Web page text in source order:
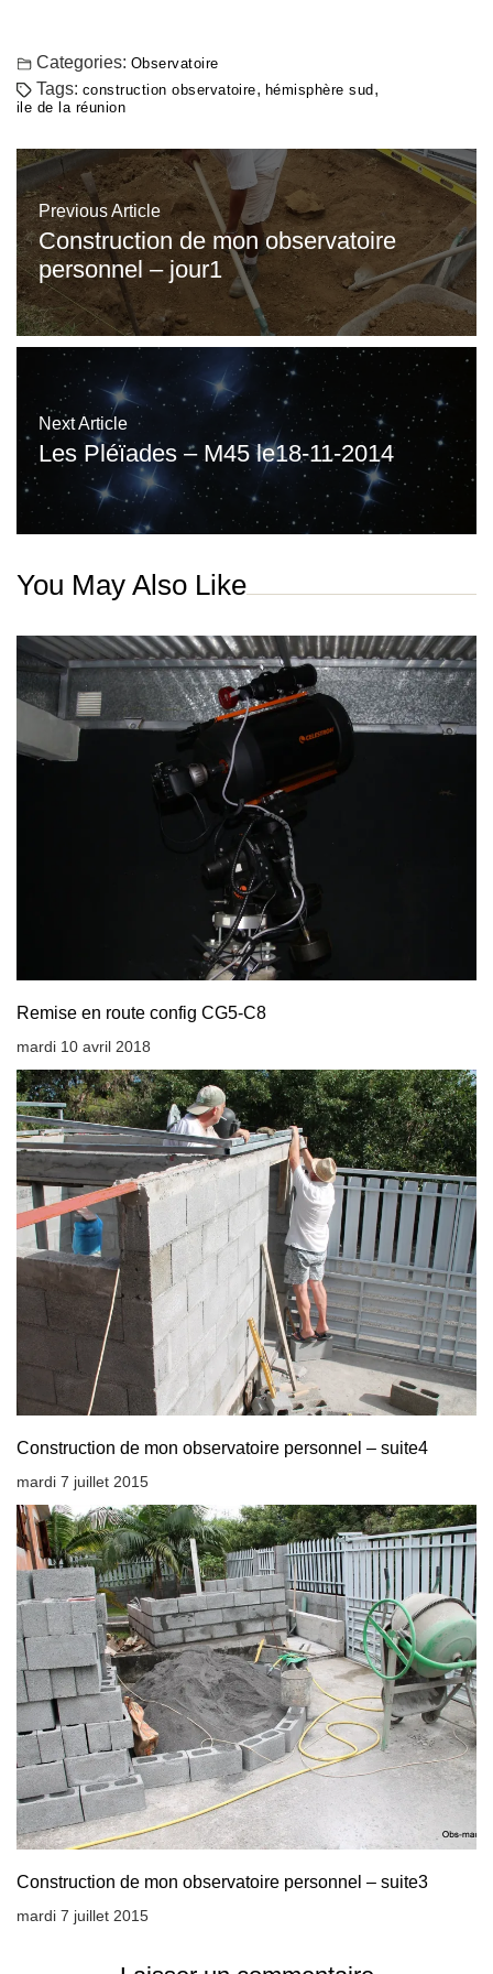
Categories: Observatoire
Tags: construction observatoire, hémisphère sud,
ile de la réunion
Previous Article
Construction de mon observatoire
personnel – jour1
Next Article
Les Pléïades – M45 le18-11-2014
You May Also Like
Remise en route config CG5-C8
mardi 10 avril 2018
Construction de mon observatoire personnel – suite4
mardi 7 juillet 2015
Construction de mon observatoire personnel – suite3
mardi 7 juillet 2015